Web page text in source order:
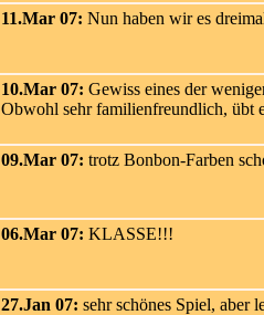
11.Mar 07: Nun haben wir es
10.Mar 07: Gewiss eines der
Obwohl sehr familienfreundlich, übt
09.Mar 07: trotz Bonbon-Farben
06.Mar 07: KLASSE!!!
27.Jan 07: sehr schönes Spiel, aber